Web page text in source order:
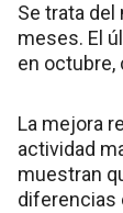
Se trata
meses. El
en octubre,
La mejora
actividad
muestran
diferencias